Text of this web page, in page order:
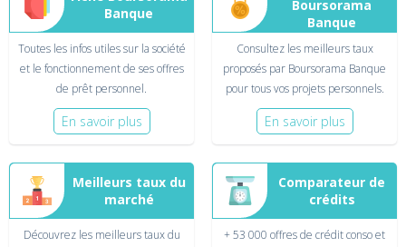
Banque
Toutes les infos utiles sur la société
et le fonctionnement de ses offres
de prêt personnel.
En savoir plus
Boursorama
Banque
Consultez les meilleurs taux
proposés par Boursorama Banque
pour tous vos projets personnels.
En savoir plus
Meilleurs taux du
marché
Découvrez les meilleurs taux du
Comparateur de
crédits
+ 53 000 offres de crédit conso et